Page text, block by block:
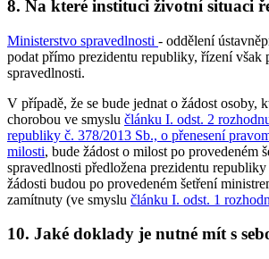
8. Na které instituci životní situaci
Ministerstvo spravedlnosti - oddělení
podat přímo prezidentu republiky, řízení však
spravedlnosti.
V případě, že se bude jednat o žádost osoby,
chorobou ve smyslu článku I. odst. 2
republiky č. 378/2013 Sb., o přenesení
milosti, bude žádost o milost po provedeném
spravedlnosti předložena prezidentu
žádosti budou po provedeném šetření
zamítnuty (ve smyslu článku I. odst. 1
10. Jaké doklady je nutné mít s